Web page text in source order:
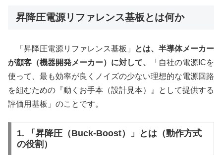
昇降圧電源リファレンス基板とは何か
「昇降圧電源リファレンス基板」
とは、半導体メーカー
が顧客（機器開発メーカー）に対して、
「自社の電源ICを
使って、最も効率が良くノイズの少ない理想的な電源回路
を組むための『動くお手本（設計見本）』として提供する
評価用基板」のことです。
1. 「昇降圧（Buck-Boost）」とは（動作方式
の役割）